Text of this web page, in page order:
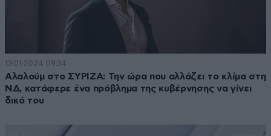
13·01·2024 09:34
Αλαλούμ στο ΣΥΡΙΖΑ: Την ώρα που αλλάζει το κλίμα στη
ΝΔ, κατάφερε ένα πρόβλημα της κυβέρνησης να γίνει
δικό του